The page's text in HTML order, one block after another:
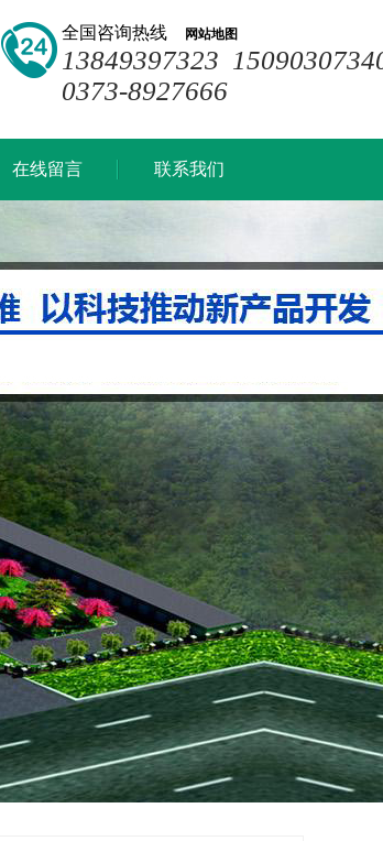
全国咨询热线 网站地图
13849397323
0373-8927666
在线留言 联系我们